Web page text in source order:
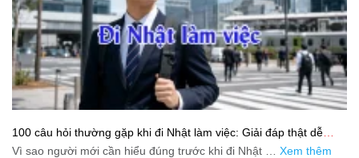
100 câu hỏi thường gặp khi đi Nhật làm việc: Giải đáp thật dễ
hiểu cho người mới bắt đầu
Vì sao người mới cần hiểu đúng trước khi đi Nhật … Xem thêm